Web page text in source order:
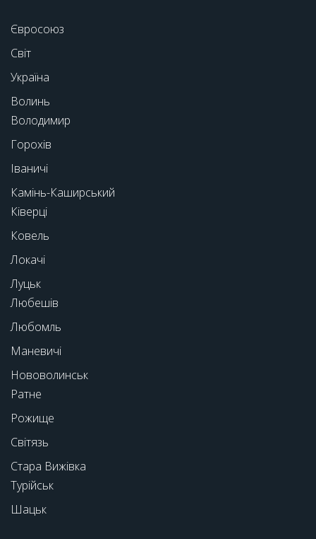
Євросоюз
Світ
Україна
Волинь
Володимир
Горохів
Іваничі
Камінь-Каширський
Ківерці
Ковель
Локачі
Луцьк
Любешів
Любомль
Маневичі
Нововолинськ
Ратне
Рожище
Світязь
Стара Вижівка
Турійськ
Шацьк